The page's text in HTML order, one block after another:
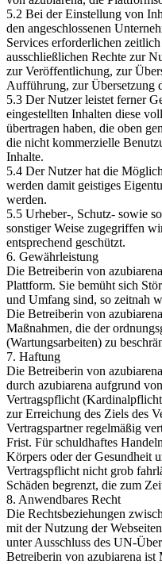
5.2 Bei der Einstellung von
den angeschlossenen
Services erforderlichen
ausschließlichen Rechte zur
zur Veröffentlichung, zur
Aufführung, zur Übersetzung
5.3 Der Nutzer leistet ferner
eingestellten Inhalten diese
übertragen haben, die oben
die nicht kommerzielle
Inhalte.
5.4 Der Nutzer hat die
werden damit geistiges
werden.
5.5 Urheber-, Schutz- sowie
sonstiger Weise zugegriffen
entsprechend geschützt.
6. Gewährleistung
Die Betreiberin von
Plattform. Sie bemüht sich
und Umfang sind, so zeitnah
Die Betreiberin von
Maßnahmen, die der
(Wartungsarbeiten) zu
7. Haftung
Die Betreiberin von
durch azubiarena aufgrund
Vertragspflicht
zur Erreichung des Ziels des
Vertragspartner regelmäßig
Frist. Für schuldhaftes
Körpers oder der Gesundheit
Vertragspflicht nicht grob
Schäden begrenzt, die zum
8. Anwendbares Recht
Die Rechtsbeziehungen
mit der Nutzung der
unter Ausschluss des UN-
Betreiberin von azubiarena ist